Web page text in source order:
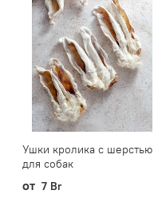
Ушки кролика с шерстью
для собак
от 7 Br